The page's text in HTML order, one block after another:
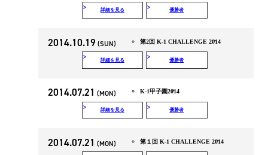
詳細を見る 優勝者
2014.10.19 (SUN) 第2回 K-1 CHALLENGE 2014
詳細を見る 優勝者
2014.07.21 (MON) K-1甲子園2014
詳細を見る 優勝者
2014.07.21 (MON) 第１回 K-1 CHALLENGE 2014